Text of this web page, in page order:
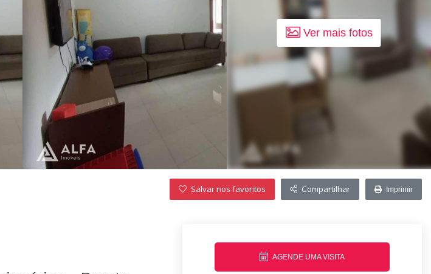
Ver mais fotos
Salvar nos favoritos Compartilhar Imprimir
AGENDE UMA VISITA